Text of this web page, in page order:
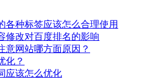
各种标签应该怎么合理使用
修改对百度排名的影响
意网站哪方面原因？
化？
应该怎么优化